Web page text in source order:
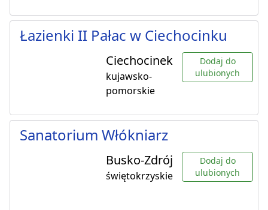
Łazienki II Pałac w Ciechocinku
Ciechocinek
kujawsko-
pomorskie
Dodaj do
ulubionych
Sanatorium Włókniarz
Busko-Zdrój
świętokrzyskie
Dodaj do
ulubionych